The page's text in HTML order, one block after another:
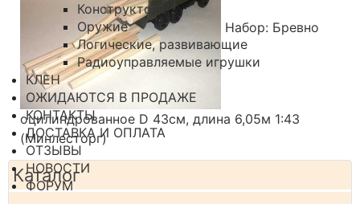
Конструкторы
Оружие
Логические, развивающие
Радиоуправляемые игрушки
КЛЕН
ОЖИДАЮТСЯ В ПРОДАЖЕ
КОНТАКТЫ
ДОСТАВКА И ОПЛАТА
ОТЗЫВЫ
НОВОСТИ
ФОРУМ
Набор: Бревно
оцилиндрованное D 43см, длина 6,05м 1:43
(Минлесторг)
Каталог